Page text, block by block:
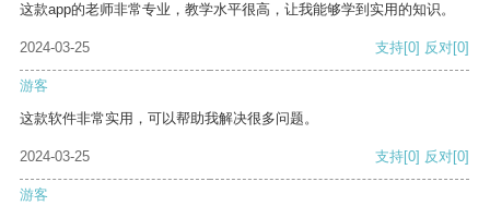
这款app的老师非常专业，教学水平很高，让我能够学到实用的知识。
2024-03-25 支持[0] 反对[0]
游客
这款软件非常实用，可以帮助我解决很多问题。
2024-03-25 支持[0] 反对[0]
游客